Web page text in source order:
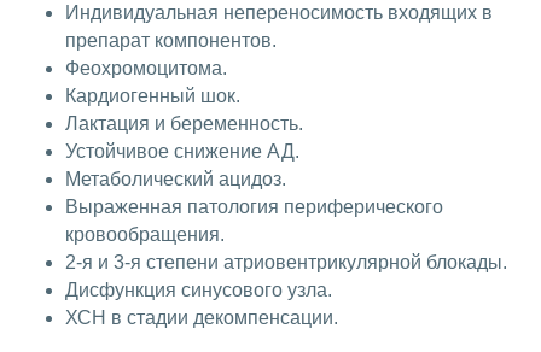
Индивидуальная непереносимость входящих в
препарат компонентов.
Феохромоцитома.
Кардиогенный шок.
Лактация и беременность.
Устойчивое снижение АД.
Метаболический ацидоз.
Выраженная патология периферического
кровообращения.
2-я и 3-я степени атриовентрикулярной блокады.
Дисфункция синусового узла.
ХСН в стадии декомпенсации.